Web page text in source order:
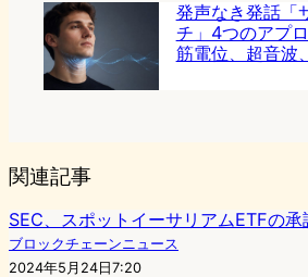
発声なき発話「
チ」4つのアプ
筋電位、超音波
関連記事
SEC、スポットイーサリアムETFの
ブロックチェーンニュース
2024年5月24日7:20